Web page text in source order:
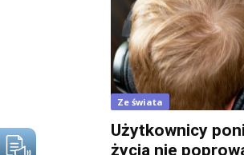
Ze świata
Użytkownicy
życia nie